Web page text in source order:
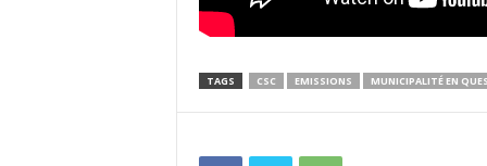
TAGS CSC EMISSIONS MUNICIPALITÉ EN